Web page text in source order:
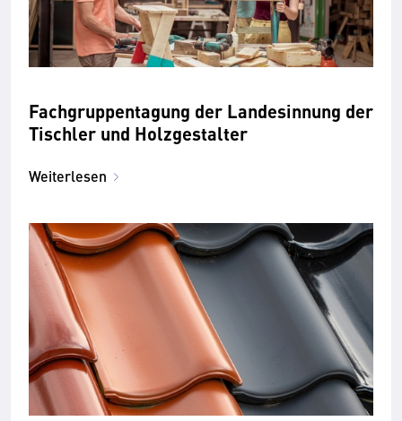
Fachgruppentagung der Landesinnung der
Tischler und Holzgestalter
Weiterlesen